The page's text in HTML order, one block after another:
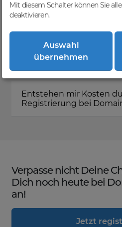
FAQ
Was ist DomainCatcher?
Entstehen mir Kosten
Registrierung bei
Verpasse nicht Deine
Dich noch heute bei
an!
Jetzt
Mit diesem Schalter können Sie
deaktivieren.
Auswahl
übernehmen